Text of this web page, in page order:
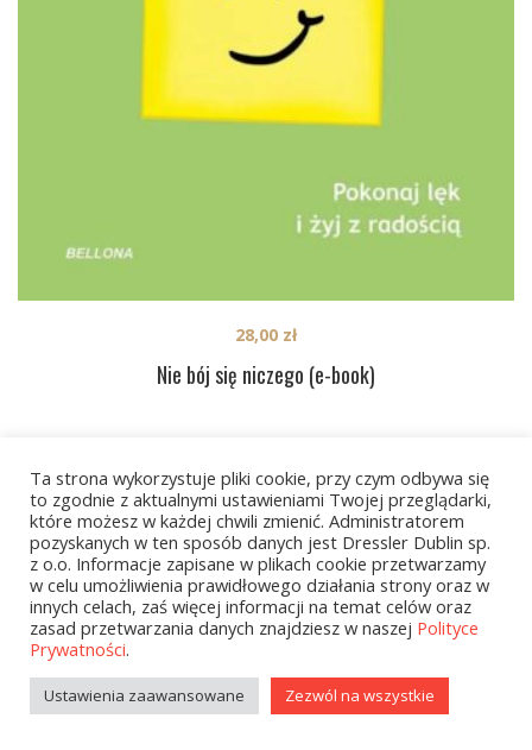
Nie bój się niczego (e-book)
28,00 zł
PREV 1 … 6 7 8 NEXT
Kategorie
Ta strona wykorzystuje pliki cookie, przy czym odbywa się
to zgodnie z aktualnymi ustawieniami Twojej przeglądarki,
które możesz w każdej chwili zmienić. Administratorem
pozyskanych w ten sposób danych jest Dressler Dublin sp.
z o.o. Informacje zapisane w plikach cookie przetwarzamy
w celu umożliwienia prawidłowego działania strony oraz w
innych celach, zaś więcej informacji na temat celów oraz
zasad przetwarzania danych znajdziesz w naszej Polityce
Prywatności.
Ustawienia zaawansowane Zezwól na wszystkie